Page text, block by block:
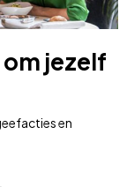
jezelf
en